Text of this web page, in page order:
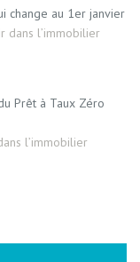
change au 1er janvier
dans l’immobilier
Prêt à Taux Zéro
l’immobilier